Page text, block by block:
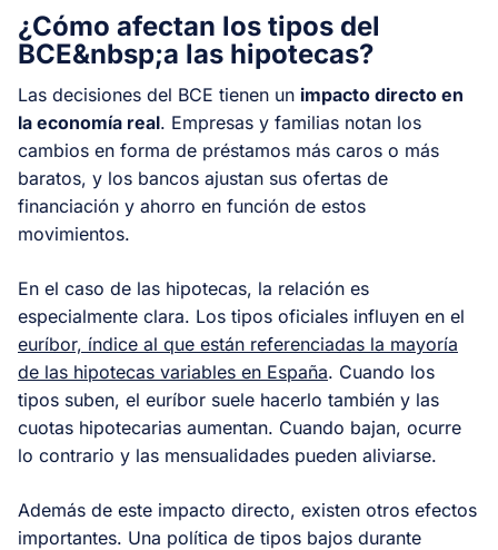
¿Cómo afectan los tipos del
BCE&nbsp;a las hipotecas?
Las decisiones del BCE tienen un impacto directo en
la economía real. Empresas y familias notan los
cambios en forma de préstamos más caros o más
baratos, y los bancos ajustan sus ofertas de
financiación y ahorro en función de estos
movimientos.
En el caso de las hipotecas, la relación es
especialmente clara. Los tipos oficiales influyen en el
euríbor, índice al que están referenciadas la mayoría
de las hipotecas variables en España. Cuando los
tipos suben, el euríbor suele hacerlo también y las
cuotas hipotecarias aumentan. Cuando bajan, ocurre
lo contrario y las mensualidades pueden aliviarse.
Además de este impacto directo, existen otros efectos
importantes. Una política de tipos bajos durante